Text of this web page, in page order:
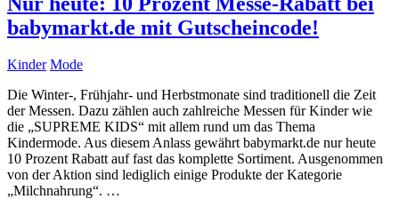
babymarkt.de mit Gutscheincode!
Kinder Mode
Die Winter-, Frühjahr- und Herbstmonate sind traditionell die Zeit
der Messen. Dazu zählen auch zahlreiche Messen für Kinder wie
die „SUPREME KIDS“ mit allem rund um das Thema
Kindermode. Aus diesem Anlass gewährt babymarkt.de nur heute
10 Prozent Rabatt auf fast das komplette Sortiment. Ausgenommen
von der Aktion sind lediglich einige Produkte der Kategorie
„Milchnahrung“. …